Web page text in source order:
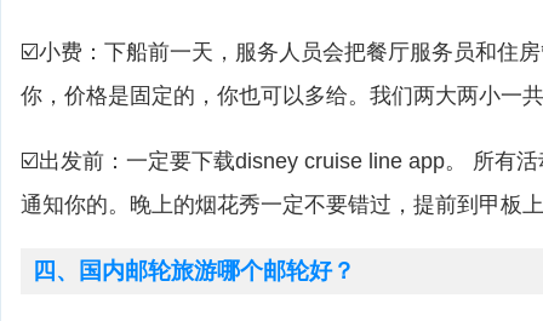
☑️小费：下船前一天，服务人员会把餐厅服务员和住
你，价格是固定的，你也可以多给。我们两大两小一
☑️出发前：一定要下载disney cruise line app。 所有
通知你的。晚上的烟花秀一定不要错过，提前到甲板
四、国内邮轮旅游哪个邮轮好？